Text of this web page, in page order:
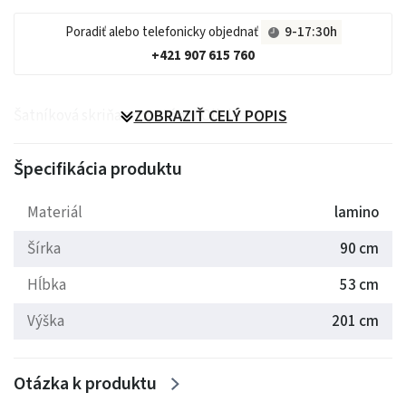
Poradiť alebo telefonicky objednať
9-17:30h
+421 907 615 760
Šatníková skriňa zo systému Olivia.
ZOBRAZIŤ CELÝ POPIS
Špecifikácia produktu
Materiál
lamino
Šírka
90 cm
Hĺbka
53 cm
Výška
201 cm
Otázka k produktu